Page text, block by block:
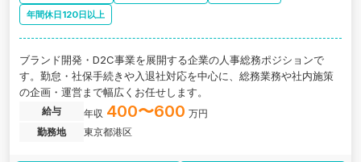
年間休日120日以上
ブランド開発・D2C事業を展開する企業の人事総務ポジションで
す。勤怠・社保手続きや入退社対応を中心に、総務業務や社内施策
の企画・運営まで幅広くお任せします。
給与 年収 400〜600 万円
勤務地
東京都港区